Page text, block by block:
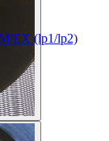
EX (lp1/lp2)